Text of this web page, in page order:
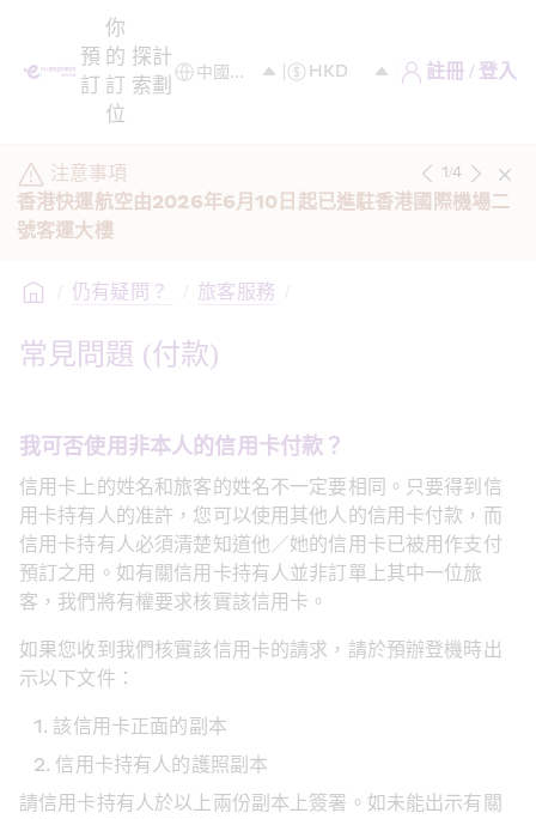
預
訂
你
的
訂
位
探
索
計
劃
註冊 / 登入
注意事項
香港快運航空由2026年6月10日起已進駐香港國際機場二
號客運大樓
1/4
/ 仍有疑問？ / 旅客服務 /
常見問題 (付款)
我可否使用非本人的信用卡付款？
信用卡上的姓名和旅客的姓名不一定要相同。只要得到信
用卡持有人的准許，您可以使用其他人的信用卡付款，而
信用卡持有人必須清楚知道他／她的信用卡已被用作支付
預訂之用。如有關信用卡持有人並非訂單上其中一位旅
客，我們將有權要求核實該信用卡。
如果您收到我們核實該信用卡的請求，請於預辦登機時出
示以下文件：
該信用卡正面的副本
信用卡持有人的護照副本
請信用卡持有人於以上兩份副本上簽署。如未能出示有關